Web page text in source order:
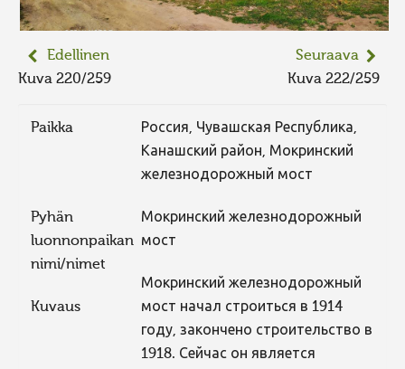
Edellinen
Kuva 220/259
Seuraava
Kuva 222/259
Paikka
Россия, Чувашская Республика,
Канашский район, Мокринский
железнодорожный мост
Pyhän
luonnonpaikan
nimi/nimet
Мокринский железнодорожный
мост
Kuvaus
Мокринский железнодорожный
мост начал строиться в 1914
году, закончено строительство в
1918. Сейчас он является